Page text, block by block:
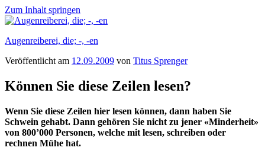
Zum Inhalt springen
Augenreiberei, die; -, -en
Veröffentlicht am 12.09.2009 von Titus Sprenger
Können Sie diese Zeilen lesen?
Wenn Sie diese Zeilen hier lesen können, dann haben Sie
Schwein gehabt. Dann gehören Sie nicht zu jener «Minderheit»
von 800’000 Personen, welche mit lesen, schreiben oder
rechnen Mühe hat.